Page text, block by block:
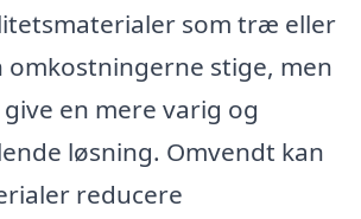
som træ eller
omkostningerne stige, men
en mere varig og
løsning. Omvendt kan
reducere